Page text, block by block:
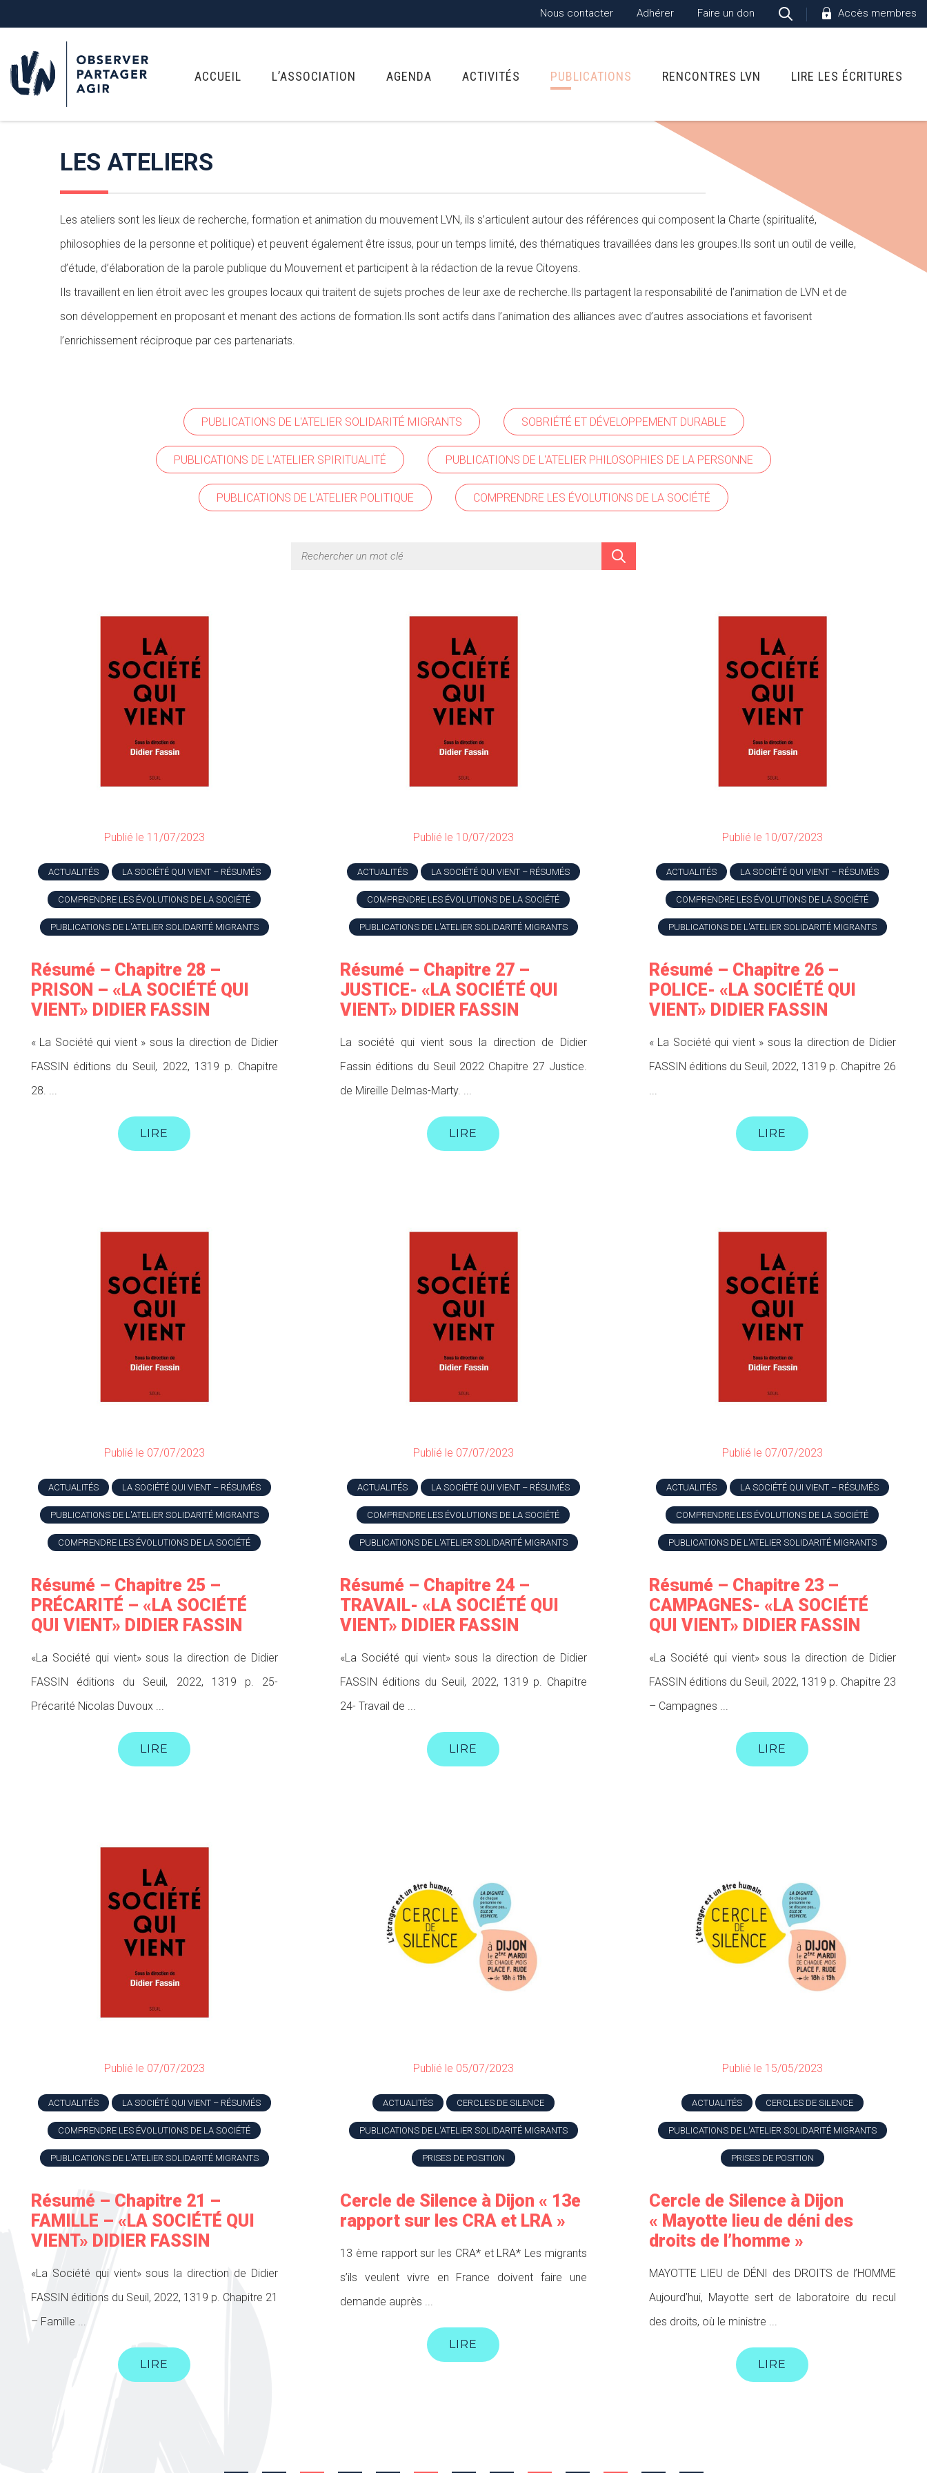
Nous contacter Adhérer Faire un don Accès membres
ACCUEIL L’ASSOCIATION AGENDA ACTIVITÉS PUBLICATIONS RENCONTRES LVN LIRE LES ÉCRITURES
LES ATELIERS
Les ateliers sont les lieux de recherche, formation et animation du mouvement LVN, ils s’articulent autour des références qui composent la Charte (spiritualité,
philosophies de la personne et politique) et peuvent également être issus, pour un temps limité, des thématiques travaillées dans les groupes.Ils sont un outil de veille,
d’étude, d’élaboration de la parole publique du Mouvement et participent à la rédaction de la revue Citoyens.
Ils travaillent en lien étroit avec les groupes locaux qui traitent de sujets proches de leur axe de recherche.Ils partagent la responsabilité de l’animation de LVN et de
son développement en proposant et menant des actions de formation.Ils sont actifs dans l’animation des alliances avec d’autres associations et favorisent
l’enrichissement réciproque par ces partenariats.
PUBLICATIONS DE L'ATELIER SOLIDARITÉ MIGRANTS SOBRIÉTÉ ET DÉVELOPPEMENT DURABLE
PUBLICATIONS DE L'ATELIER SPIRITUALITÉ PUBLICATIONS DE L'ATELIER PHILOSOPHIES DE LA PERSONNE
PUBLICATIONS DE L'ATELIER POLITIQUE COMPRENDRE LES ÉVOLUTIONS DE LA SOCIÉTÉ
Publié le 11/07/2023
ACTUALITÉS LA SOCIÉTÉ QUI VIENT – RÉSUMÉS
COMPRENDRE LES ÉVOLUTIONS DE LA SOCIÉTÉ
PUBLICATIONS DE L'ATELIER SOLIDARITÉ MIGRANTS
Résumé – Chapitre 28 –
PRISON – «LA SOCIÉTÉ QUI
VIENT» DIDIER FASSIN
« La Société qui vient » sous la direction de Didier
FASSIN éditions du Seuil, 2022, 1319 p. Chapitre
28. ...
LIRE
Publié le 10/07/2023
ACTUALITÉS LA SOCIÉTÉ QUI VIENT – RÉSUMÉS
COMPRENDRE LES ÉVOLUTIONS DE LA SOCIÉTÉ
PUBLICATIONS DE L'ATELIER SOLIDARITÉ MIGRANTS
Résumé – Chapitre 27 –
JUSTICE- «LA SOCIÉTÉ QUI
VIENT» DIDIER FASSIN
La société qui vient sous la direction de Didier
Fassin éditions du Seuil 2022 Chapitre 27 Justice.
de Mireille Delmas-Marty. ...
LIRE
Publié le 10/07/2023
ACTUALITÉS LA SOCIÉTÉ QUI VIENT – RÉSUMÉS
COMPRENDRE LES ÉVOLUTIONS DE LA SOCIÉTÉ
PUBLICATIONS DE L'ATELIER SOLIDARITÉ MIGRANTS
Résumé – Chapitre 26 –
POLICE- «LA SOCIÉTÉ QUI
VIENT» DIDIER FASSIN
« La Société qui vient » sous la direction de Didier
FASSIN éditions du Seuil, 2022, 1319 p. Chapitre 26
...
LIRE
Publié le 07/07/2023
ACTUALITÉS LA SOCIÉTÉ QUI VIENT – RÉSUMÉS
PUBLICATIONS DE L'ATELIER SOLIDARITÉ MIGRANTS
COMPRENDRE LES ÉVOLUTIONS DE LA SOCIÉTÉ
Résumé – Chapitre 25 –
PRÉCARITÉ – «LA SOCIÉTÉ
QUI VIENT» DIDIER FASSIN
«La Société qui vient» sous la direction de Didier
FASSIN éditions du Seuil, 2022, 1319 p. 25-
Précarité Nicolas Duvoux ...
LIRE
Publié le 07/07/2023
ACTUALITÉS LA SOCIÉTÉ QUI VIENT – RÉSUMÉS
COMPRENDRE LES ÉVOLUTIONS DE LA SOCIÉTÉ
PUBLICATIONS DE L'ATELIER SOLIDARITÉ MIGRANTS
Résumé – Chapitre 24 –
TRAVAIL- «LA SOCIÉTÉ QUI
VIENT» DIDIER FASSIN
«La Société qui vient» sous la direction de Didier
FASSIN éditions du Seuil, 2022, 1319 p. Chapitre
24- Travail de ...
LIRE
Publié le 07/07/2023
ACTUALITÉS LA SOCIÉTÉ QUI VIENT – RÉSUMÉS
COMPRENDRE LES ÉVOLUTIONS DE LA SOCIÉTÉ
PUBLICATIONS DE L'ATELIER SOLIDARITÉ MIGRANTS
Résumé – Chapitre 23 –
CAMPAGNES- «LA SOCIÉTÉ
QUI VIENT» DIDIER FASSIN
«La Société qui vient» sous la direction de Didier
FASSIN éditions du Seuil, 2022, 1319 p. Chapitre 23
– Campagnes ...
LIRE
Publié le 07/07/2023
ACTUALITÉS LA SOCIÉTÉ QUI VIENT – RÉSUMÉS
COMPRENDRE LES ÉVOLUTIONS DE LA SOCIÉTÉ
PUBLICATIONS DE L'ATELIER SOLIDARITÉ MIGRANTS
Résumé – Chapitre 21 –
FAMILLE – «LA SOCIÉTÉ QUI
VIENT» DIDIER FASSIN
«La Société qui vient» sous la direction de Didier
FASSIN éditions du Seuil, 2022, 1319 p. Chapitre 21
– Famille ...
LIRE
Publié le 05/07/2023
ACTUALITÉS CERCLES DE SILENCE
PUBLICATIONS DE L'ATELIER SOLIDARITÉ MIGRANTS
PRISES DE POSITION
Cercle de Silence à Dijon « 13e
rapport sur les CRA et LRA »
13 ème rapport sur les CRA* et LRA* Les migrants
s’ils veulent vivre en France doivent faire une
demande auprès ...
LIRE
Publié le 15/05/2023
ACTUALITÉS CERCLES DE SILENCE
PUBLICATIONS DE L'ATELIER SOLIDARITÉ MIGRANTS
PRISES DE POSITION
Cercle de Silence à Dijon
« Mayotte lieu de déni des
droits de l’homme »
MAYOTTE LIEU de DÉNI des DROITS de l’HOMME
Aujourd’hui, Mayotte sert de laboratoire du recul
des droits, où le ministre ...
LIRE